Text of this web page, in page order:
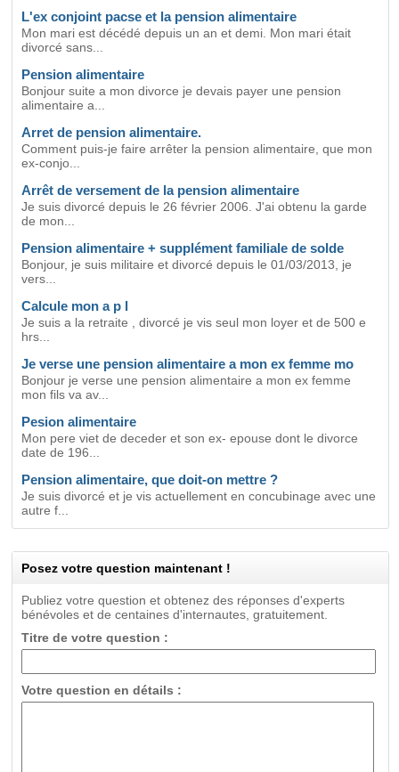
L'ex conjoint pacse et la pension alimentaire
Mon mari est décédé depuis un an et demi. Mon mari était
divorcé sans...
Pension alimentaire
Bonjour suite a mon divorce je devais payer une pension
alimentaire a...
Arret de pension alimentaire.
Comment puis-je faire arrêter la pension alimentaire, que mon
ex-conjo...
Arrêt de versement de la pension alimentaire
Je suis divorcé depuis le 26 février 2006. J'ai obtenu la garde
de mon...
Pension alimentaire + supplément familiale de solde
Bonjour, je suis militaire et divorcé depuis le 01/03/2013, je
vers...
Calcule mon a p l
Je suis a la retraite , divorcé je vis seul mon loyer et de 500 e
hrs...
Je verse une pension alimentaire a mon ex femme mo
Bonjour je verse une pension alimentaire a mon ex femme
mon fils va av...
Pesion alimentaire
Mon pere viet de deceder et son ex- epouse dont le divorce
date de 196...
Pension alimentaire, que doit-on mettre ?
Je suis divorcé et je vis actuellement en concubinage avec une
autre f...
Posez votre question maintenant !
Publiez votre question et obtenez des réponses d'experts
bénévoles et de centaines d'internautes, gratuitement.
Titre de votre question :
Votre question en détails :